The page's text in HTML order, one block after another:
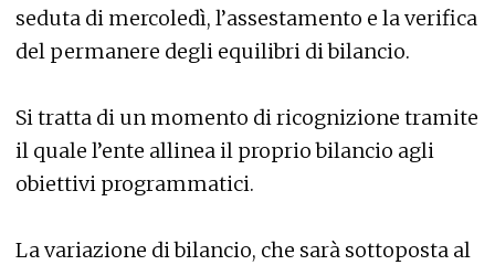
seduta di mercoledì, l’assestamento e la verifica
del permanere degli equilibri di bilancio.
Si tratta di un momento di ricognizione tramite
il quale l’ente allinea il proprio bilancio agli
obiettivi programmatici.
La variazione di bilancio, che sarà sottoposta al